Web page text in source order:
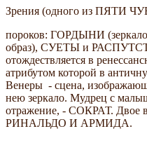
Зрения (одного из ПЯТИ
пороков: ГОРДЫНИ
образ), СУЕТЫ и
отождествляется в
атрибутом которой в
Венеры - сцена,
нею зеркало. Мудрец с
отражение, - СОКРАТ. Двое
РИНАЛЬДО И АРМИДА.